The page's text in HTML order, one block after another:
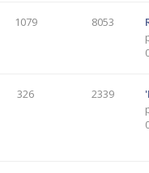
1079 8053
326 2339